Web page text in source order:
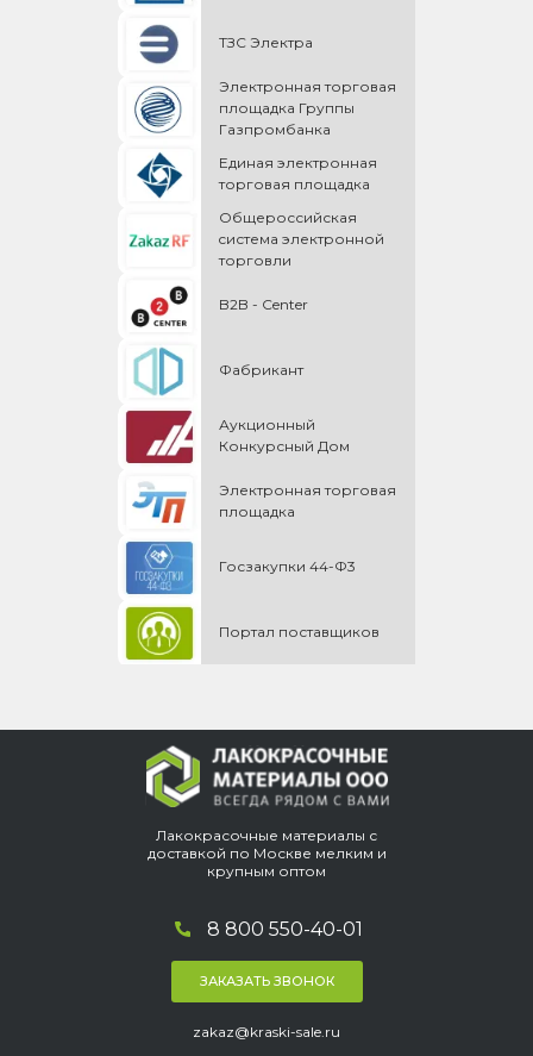
ТЗС Электра
Электронная торговая
площадка Группы
Газпромбанка
Единая электронная
торговая площадка
Общероссийская
cистема электронной
торговли
B2B - Center
Фабрикант
Аукционный
Конкурсный Дом
Электронная торговая
площадка
Госзакупки 44-Ф3
Портал поставщиков
Лакокрасочные материалы с
доставкой по Москве мелким и
крупным оптом
8 800 550-40-01
ЗАКАЗАТЬ ЗВОНОК
zakaz@kraski-sale.ru